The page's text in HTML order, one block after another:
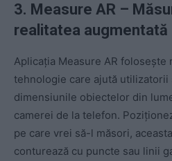
3. Measure AR –
realitatea augmentată
Aplicația Measure AR folosește
tehnologie care ajută utilizatorii
dimensiunile obiectelor din
camerei de la telefon.
pe care vrei să-l măsori,
conturează cu puncte sau linii